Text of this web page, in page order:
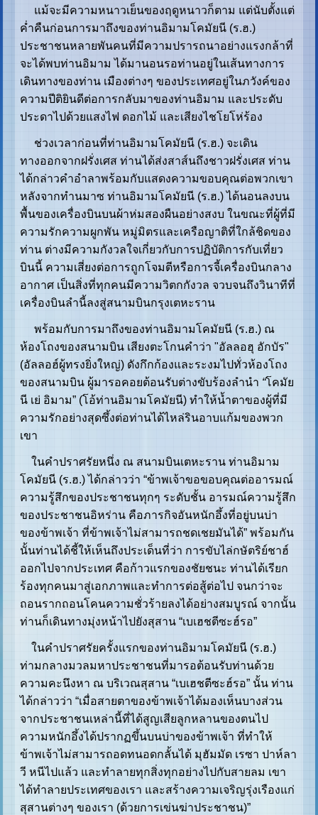
แม้จะมีความหนาวเย็นของฤดูหนาวก็ตาม แต่นับตั้งแต่
ค่ำคืนก่อนการมาถึงของท่านอิมามโคมัยนี (ร.ฮ.)
ประชาชนหลายพันคนที่มีความปรารถนาอย่างแรงกล้าที่
จะได้พบท่านอิมาม ได้มานอนรอท่านอยู่ในเส้นทางการ
เดินทางของท่าน เมืองต่างๆ ของประเทศอยู่ในภวังค์ของ
ความปีติยินดีต่อการกลับมาของท่านอิมาม และประดับ
ประดาไปด้วยแสงไฟ ดอกไม้ และเสียงไชโยโห่ร้อง
ช่วงเวลาก่อนที่ท่านอิมามโคมัยนี (ร.ฮ.) จะเดิน
ทางออกจากฝรั่งเศส ท่านได้ส่งสาส์นถึงชาวฝรั่งเศส ท่าน
ได้กล่าวคำอำลาพร้อมกับแสดงความขอบคุณต่อพวกเขา
หลังจากทำนมาซ ท่านอิมามโคมัยนี (ร.ฮ.) ได้นอนลงบน
พื้นของเครื่องบินบนผ้าห่มสองผืนอย่างสงบ ในขณะที่ผู้ที่มี
ความรักความผูกพัน หมู่มิตรและเครือญาติที่ใกล้ชิดของ
ท่าน ต่างมีความกังวลใจเกี่ยวกับการปฏิบัติการกับเที่ยว
บินนี้ ความเสี่ยงต่อการถูกโจมตีหรือการจี้เครื่องบินกลาง
อากาศ เป็นสิ่งที่ทุกคนมีความวิตกกังวล จวบจนถึงวินาทีที่
เครื่องบินลำนี้ลงสู่สนามบินกรุงเตหะราน
พร้อมกับการมาถึงของท่านอิมามโคมัยนี (ร.ฮ.) ณ
ห้องโถงของสนามบิน เสียงตะโกนคำว่า "อัลลอฮุ อักบัร"
(อัลลอฮ์ผู้ทรงยิ่งใหญ่) ดังกึกก้องและระงมไปทั่วห้องโถง
ของสนามบิน ผู้มารอคอยต้อนรับต่างขับร้องลำนำ “โคมัย
นี เย่ อิมาม” (โอ้ท่านอิมามโคมัยนี) ทำให้น้ำตาของผู้ที่มี
ความรักอย่างสุดซึ้งต่อท่านได้ไหล่รินอาบแก้มของพวก
เขา
ในคำปราศรัยหนึ่ง ณ สนามบินเตหะราน ท่านอิมาม
โคมัยนี (ร.ฮ.) ได้กล่าวว่า “ข้าพเจ้าขอขอบคุณต่ออารมณ์
ความรู้สึกของประชาชนทุกๆ ระดับชั้น อารมณ์ความรู้สึก
ของประชาชนอิหร่าน คือภารกิจอันหนักอึ้งที่อยู่บนบ่า
ของข้าพเจ้า ที่ข้าพเจ้าไม่สามารถชดเชยมันได้” พร้อมกัน
นั้นท่านได้ชี้ให้เห็นถึงประเด็นที่ว่า การขับไล่กษัตริย์ชาฮ์
ออกไปจากประเทศ คือก้าวแรกของชัยชนะ ท่านได้เรียก
ร้องทุกคนมาสู่เอกภาพและทำการต่อสู้ต่อไป จนกว่าจะ
ถอนรากถอนโคนความชั่วร้ายลงได้อย่างสมบูรณ์ จากนั้น
ท่านก็เดินทางมุ่งหน้าไปยังสุสาน “เบเฮชตีซะฮ์รอ”
ในคำปราศรัยครั้งแรกของท่านอิมามโคมัยนี (ร.ฮ.)
ท่ามกลางมวลมหาประชาชนที่มารอต้อนรับท่านด้วย
ความคะนึงหา ณ บริเวณสุสาน “เบเฮชตีซะฮ์รอ” นั้น ท่าน
ได้กล่าวว่า “เมื่อสายตาของข้าพเจ้าได้มองเห็นบางส่วน
จากประชาชนเหล่านี้ที่ได้สูญเสียลูกหลานของตนไป
ความหนักอึ้งได้ปรากฏขึ้นบนบ่าของข้าพเจ้า ที่ทำให้
ข้าพเจ้าไม่สามารถอดทนอดกลั้นได้ มุฮัมมัด เรซา ปาห์ลา
วี หนีไปแล้ว และทำลายทุกสิ่งทุกอย่างไปกับสายลม เขา
ได้ทำลายประเทศของเรา และสร้างความเจริญรุ่งเรืองแก่
สุสานต่างๆ ของเรา (ด้วยการเข่นฆ่าประชาชน)”